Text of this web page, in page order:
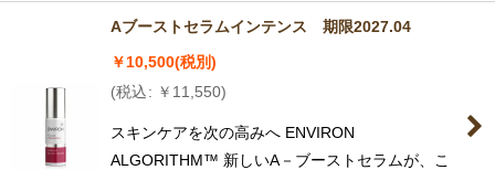
Aブーストセラムインテンス 期限2027.04
￥10,500(税別)
(税込: ￥ 11,550)
スキンケアを次の高みへ ENVIRON
ALGORITHM™ 新しいA－ブーストセラムが、こ